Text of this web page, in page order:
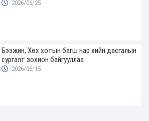
2026/06/25
Бээжин, Хөх хотын багш нар хийн дасгалын
сургалт зохион байгууллаа
2026/06/15